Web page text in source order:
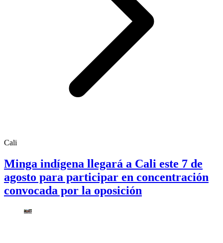
Cali
Minga indígena llegará a Cali este 7 de
agosto para participar en concentración
convocada por la oposición